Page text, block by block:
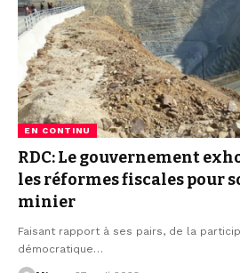
EN CONTINU
RDC: Le gouvernement
les réformes fiscales pour
minier
Faisant rapport à ses pairs, de la
démocratique…